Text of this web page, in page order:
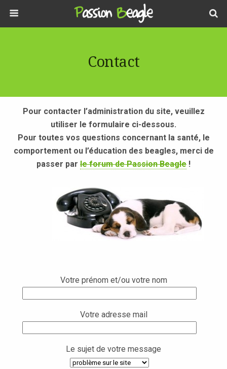
Contact
Pour contacter l’administration du site, veuillez
utiliser le formulaire ci-dessous.
Pour toutes vos questions concernant la santé, le
comportement ou l’éducation des beagles, merci de
passer par le forum de Passion Beagle !
Votre prénom et/ou votre nom
Votre adresse mail
Le sujet de votre message